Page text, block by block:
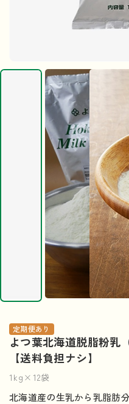
定期便あり
よつ葉北海道脱脂粉乳
【送料負担ナシ】
1kg×12袋
北海道産の生乳から乳脂肪